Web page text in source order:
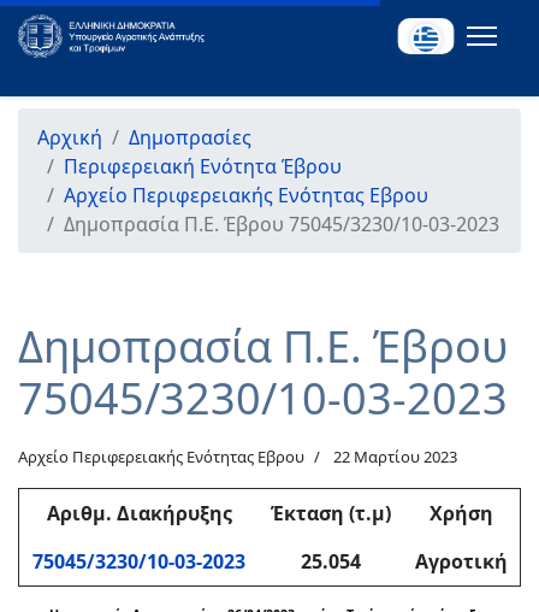
Αρχική
Δημοπρασίες
Περιφερειακή Ενότητα Έβρου
Αρχείο Περιφερειακής Ενότητας Εβρου
Δημοπρασία Π.Ε. Έβρου 75045/3230/10-03-2023
Δημοπρασία Π.Ε. Έβρου
75045/3230/10-03-2023
Αρχείο Περιφερειακής Ενότητας Εβρου 22 Μαρτίου 2023
Αριθμ. Διακήρυξης Έκταση (τ.μ)
Χρήση
75045/3230/10-03-2023
25.054 Αγροτική